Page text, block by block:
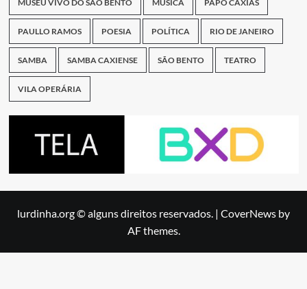
MUSEU VIVO DO SÃO BENTO MÚSICA PAPO CAXIAS
PAULLO RAMOS POESIA POLÍTICA RIO DE JANEIRO
SAMBA SAMBA CAXIENSE SÃO BENTO TEATRO
VILA OPERÁRIA
lurdinha.org © alguns direitos reservados. | CoverNews by
AF themes.